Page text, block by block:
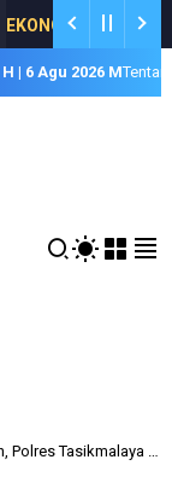
05, 2026
| 6 Agu 2026 M
Kota Ungkap 9 Kasus Pencurian